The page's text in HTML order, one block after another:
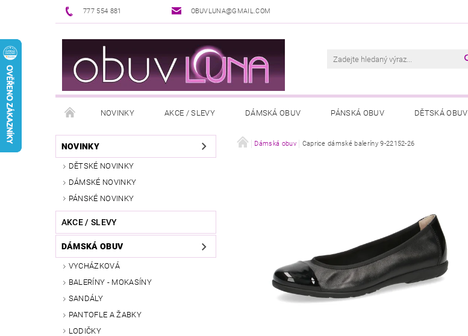
777 554 881 OBUVLUNA@GMAIL.COM
NOVINKY AKCE / SLEVY DÁMSKÁ OBUV PÁNSKÁ OBUV DĚTSKÁ OBUV
PUNČOCHOVÉ ZBOŽÍ DOPLŇKY K OBUVI VŠEOBECNÉ OBCHODNÍ PODMÍNKY
REKLAMAČNÍ ŘÁD
NOVINKY
DĚTSKÉ NOVINKY
DÁMSKÉ NOVINKY
PÁNSKÉ NOVINKY
AKCE / SLEVY
DÁMSKÁ OBUV
VYCHÁZKOVÁ
BALERÍNY - MOKASÍNY
SANDÁLY
PANTOFLE A ŽABKY
LODIČKY
Dámská obuv Caprice dámské baleríny 9-22152-26